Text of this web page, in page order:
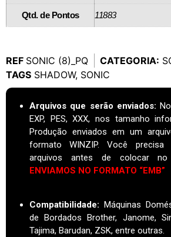
Qtd. de Pontos 11883
REF SONIC (8)_PQ CATEGORIA:
TAGS SHADOW, SONIC
Arquivos que serão enviados:
EXP, PES, XXX, nos tamanho
Produção enviados em um
formato WINZIP. Você precisa
arquivos antes de colocar no
ENVIAMOS NO FORMATO “EMB”
Compatibilidade: Máquinas
de Bordados Brother, Janome,
Tajima, Barudan, ZSK, entre outras.